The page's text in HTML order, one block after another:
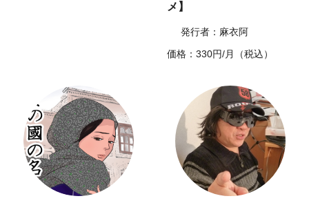
メ】
発行者：麻衣阿
価格：330円/月（税込）